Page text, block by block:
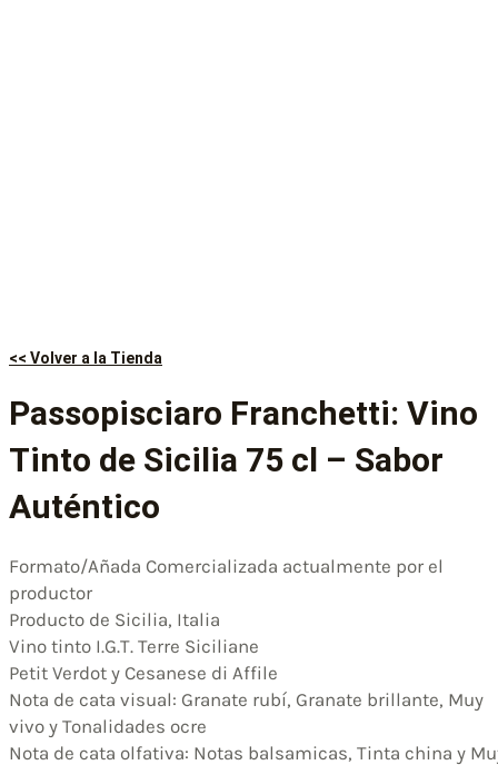
<< Volver a la Tienda
Passopisciaro Franchetti: Vino
Tinto de Sicilia 75 cl – Sabor
Auténtico
Formato/Añada Comercializada actualmente por el
productor
Producto de Sicilia, Italia
Vino tinto I.G.T. Terre Siciliane
Petit Verdot y Cesanese di Affile
Nota de cata visual: Granate rubí, Granate brillante, Muy
vivo y Tonalidades ocre
Nota de cata olfativa: Notas balsamicas, Tinta china y